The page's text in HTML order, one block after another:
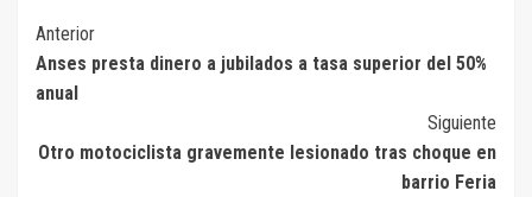
Navegación
de
Anterior
Anses presta dinero a jubilados a tasa superior del 50%
anual
Siguiente
Otro motociclista gravemente lesionado tras choque en
barrio Feria